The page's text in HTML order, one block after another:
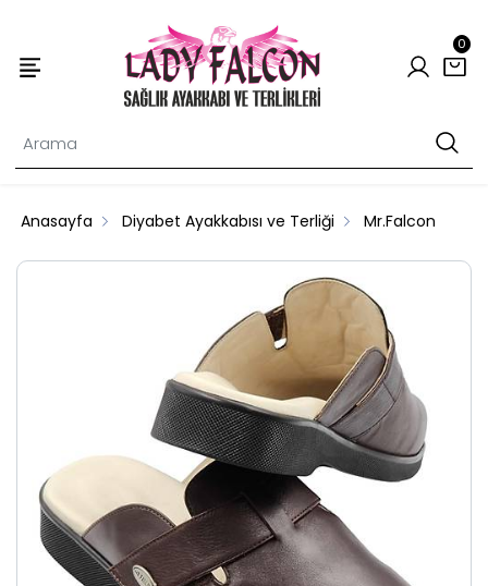
0
Anasayfa Diyabet Ayakkabısı ve Terliği Mr.Falcon